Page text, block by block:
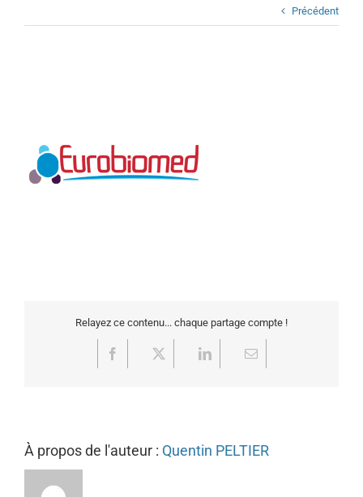
Précédent
Relayez ce contenu... chaque partage compte !
Facebook LinkedInEmail
À propos de l'auteur : Quentin PELTIER